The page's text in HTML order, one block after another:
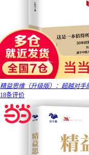
精益思维（升级版）：超越对手
18条评价